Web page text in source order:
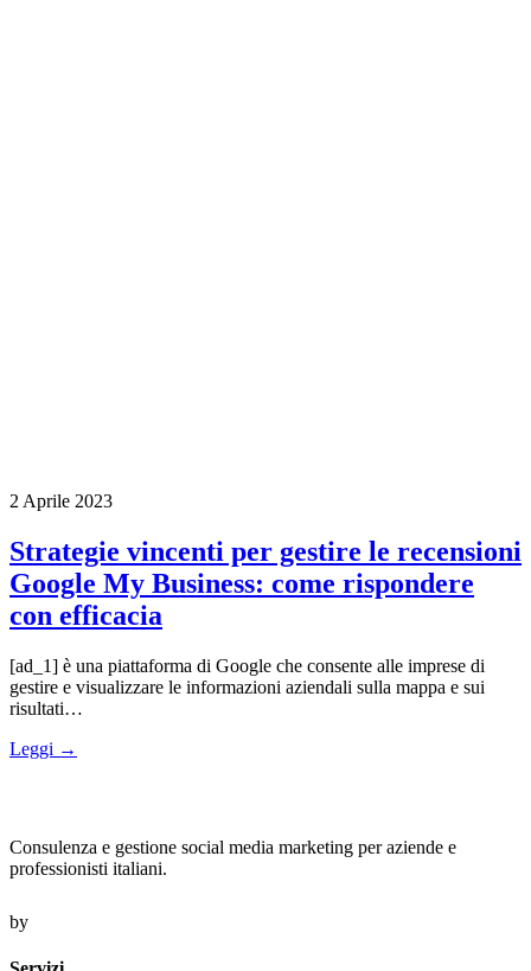
2 Aprile 2023
Strategie vincenti per gestire le recensioni
Google My Business: come rispondere
con efficacia
[ad_1] è una piattaforma di Google che consente alle imprese di
gestire e visualizzare le informazioni aziendali sulla mappa e sui
risultati…
Leggi →
Consulenza e gestione social media marketing per aziende e
professionisti italiani.
by